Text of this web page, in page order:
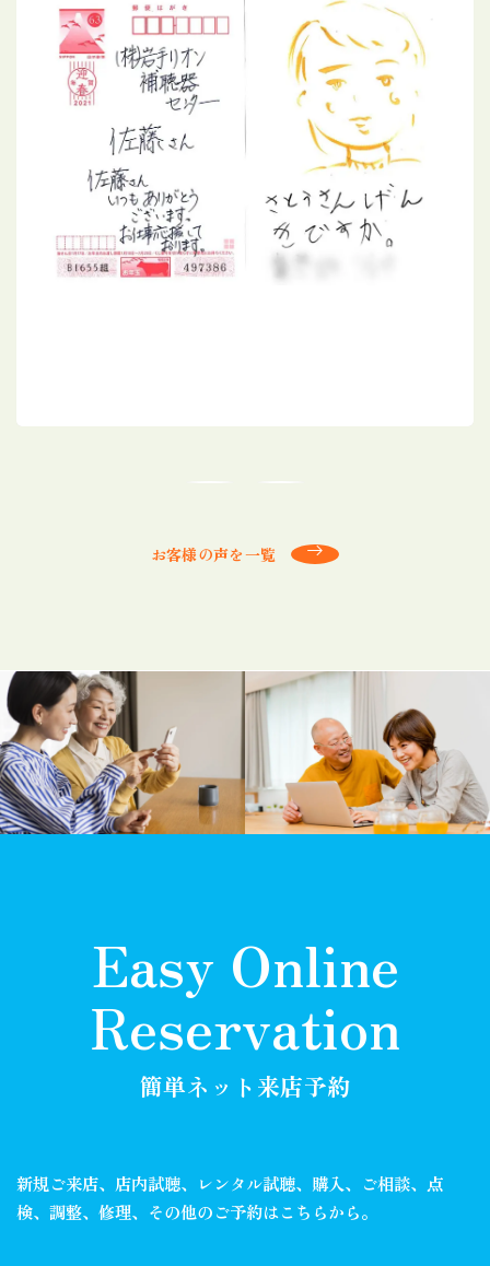
お客様の声を一覧
Easy Online
Reservation
簡単ネット来店予約
新規ご来店、店内試聴、レンタル試聴、購入、ご相談、 点
検、調整、修理、その他のご予約はこちらから。